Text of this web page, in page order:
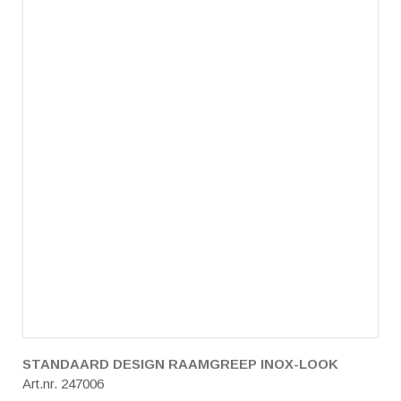
STANDAARD DESIGN RAAMGREEP INOX-LOOK
Art.nr. 247006